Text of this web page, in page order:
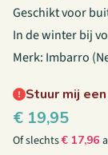
Geschikt voor
In de winter bij
Merk: Imbarro
Stuur mij
€ 19,95
Of slechts€ 17,96